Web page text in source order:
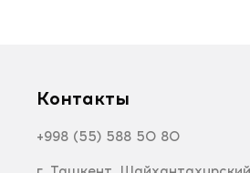
Контакты
+998 (55) 588 50 80